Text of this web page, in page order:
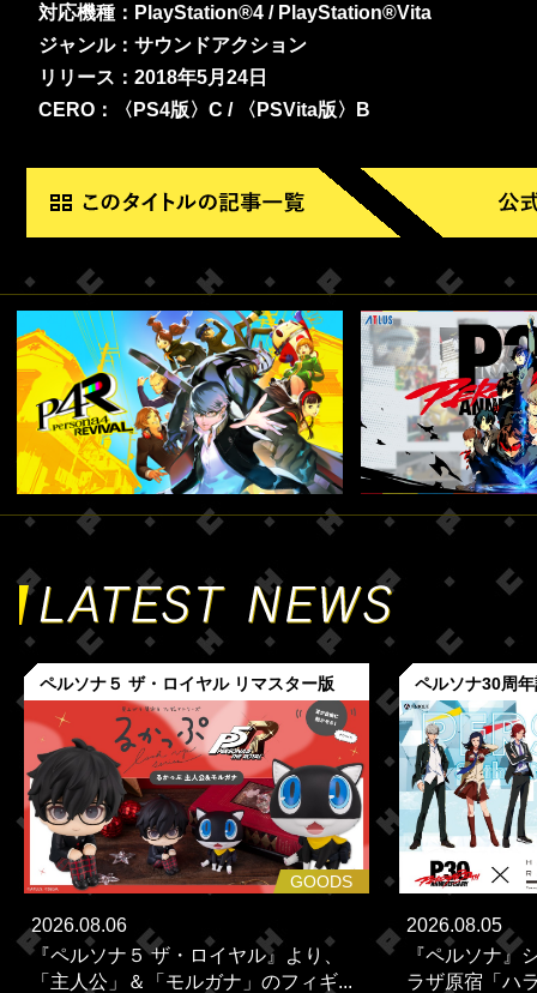
対応機種：PlayStation®4 / PlayStation®Vita
ジャンル：サウンドアクション
リリース：2018年5月24日
CERO：〈PS4版〉C / 〈PSVita版〉B
ペルソナ５ ザ・ロイヤル リマスター版
GOODS
2026.08.06
『ペルソナ５ ザ・ロイヤル』より、
「主人公」＆「モルガナ」のフィギ...
ペルソナ30周
2026.08.05
『ペルソナ』
ラザ原宿「ハ